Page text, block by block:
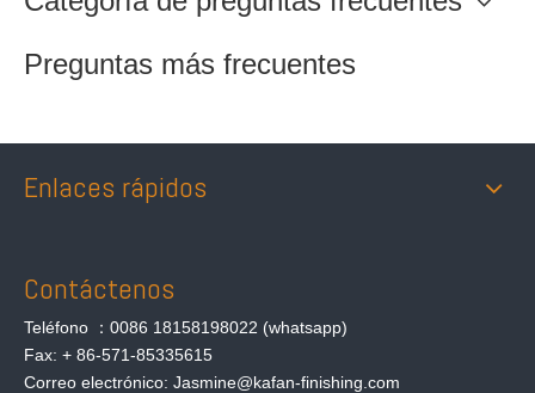
Preguntas más frecuentes
Enlaces rápidos
Contáctenos
Teléfono ：0086 18158198022 (whatsapp)
Fax: + 86-571-85335615
Correo electrónico: Jasmine@kafan-finishing.com